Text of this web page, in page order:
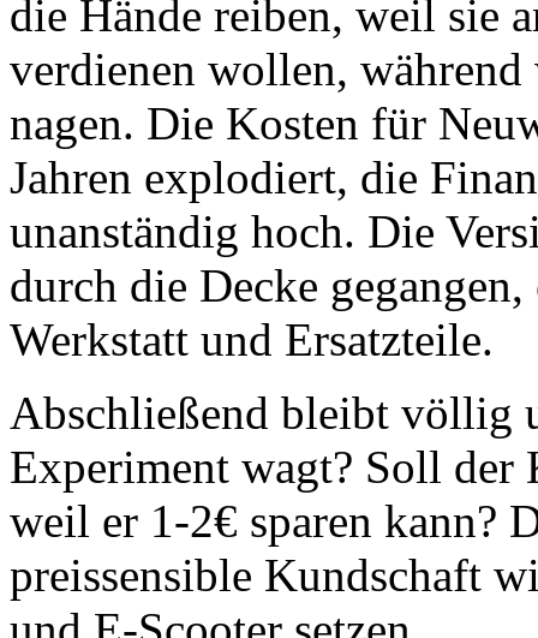
die Hände reiben, weil sie
verdienen wollen,
nagen. Die Kosten für
Jahren explodiert, die
unanständig hoch. Die
durch die Decke
Werkstatt und Ersatzteile.
Abschließend bleibt völlig
Experiment wagt? Soll
weil er 1-2€ sparen kann?
preissensible Kundschaft